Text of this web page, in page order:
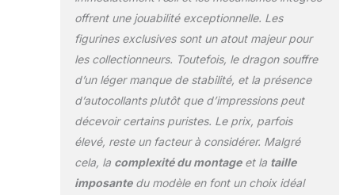
offrent une jouabilité exceptionnelle. Les
figurines exclusives sont un atout majeur pour
les collectionneurs. Toutefois, le dragon souffre
d’un léger manque de stabilité, et la présence
d’autocollants plutôt que d’impressions peut
décevoir certains puristes. Le prix, parfois
élevé, reste un facteur à considérer. Malgré
cela, la complexité du montageet la taille
imposantedu modèle en font un choix idéal